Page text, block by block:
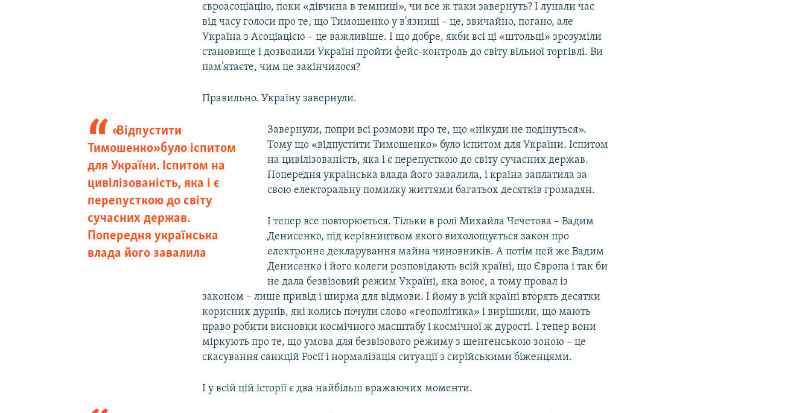
євроасоціацію, поки «дівчина в темниці», чи все ж таки завернуть? І лунали час
від часу голоси про те, що Тимошенко у в'язниці – це, звичайно, погано, але
Україна з Асоціацією – це важливіше. І що добре, якби всі ці «штольці» зрозуміли
становище і дозволили Україні пройти фейс-контроль до світу вільної торгівлі. Ви
пам'ятаєте, чим це закінчилося?
Правильно. Україну завернули.
«Відпустити
Тимошенко» було іспитом
для України. Іспитом на
цивілізованість, яка і є
перепусткою до світу
сучасних держав.
Попередня українська
влада його завалила
Завернули, попри всі розмови про те, що «нікуди не подінуться».
Тому що «відпустити Тимошенко» було іспитом для України. Іспитом
на цивілізованість, яка і є перепусткою до світу сучасних держав.
Попередня українська влада його завалила, і країна заплатила за
свою електоральну помилку життями багатьох десятків громадян.
І тепер все повторюється. Тільки в ролі Михайла Чечетова – Вадим
Денисенко, під керівництвом якого вихолощується закон про
електронне декларування майна чиновників. А потім цей же Вадим
Денисенко і його колеги розповідають всій країні, що Європа і так би
не дала безвізовий режим Україні, яка воює, а тому провал із
законом – лише привід і ширма для відмови. І йому в усій країні вторять десятки
корисних дурнів, які колись почули слово «геополітика» і вирішили, що мають
право робити висновки космічного масштабу і космічної ж дурості. І тепер вони
міркують про те, що умова для безвізового режиму з шенгенською зоною – це
скасування санкцій Росії і нормалізація ситуації з сирійськими біженцями.
І у всій цій історії є два найбільш вражаючих моменти.